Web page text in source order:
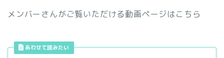
メンバーさんがご覧いただける動画ページはこちら